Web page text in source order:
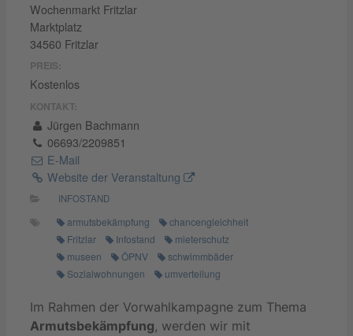
Wochenmarkt Fritzlar
Marktplatz
34560 Fritzlar
PREIS:
Kostenlos
KONTAKT:
Jürgen Bachmann
06693/2209851
E-Mail
Website der Veranstaltung
INFOSTAND
armutsbekämpfung
chancengleichheit
Fritzlar
Infostand
mieterschutz
museen
ÖPNV
schwimmbäder
Sozialwohnungen
umverteilung
Im Rahmen der Vorwahlkampagne zum Thema
Armutsbekämpfung, werden wir mit